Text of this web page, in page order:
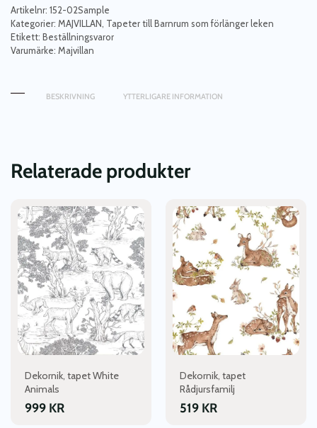
barnrummet
Mermaid
reef,
ocean
Artikelnr: 152-02Sample
Kategorier: MAJVILLAN Tapeter till Barnrum som förlänger leken
Etikett: Beställningsvaror
Varumärke: Majvillan
BESKRIVNING YTTERLIGARE INFORMATION
Relaterade produkter
Dekornik, tapet White
Animals
999 KR
Dekornik, tapet
Rådjursfamilj
519 KR